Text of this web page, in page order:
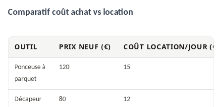
Comparatif coût achat vs location
OUTIL PRIX NEUF (€) COÛT LOCATION/JOUR (€)
Ponceuse à
parquet
120 15
Décapeur
80 12